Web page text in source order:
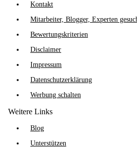
Kontakt
Mitarbeiter, Blogger, Experten
Bewertungskriterien
Disclaimer
Impressum
Datenschutzerklärung
Werbung schalten
Weitere Links
Blog
Unterstützen